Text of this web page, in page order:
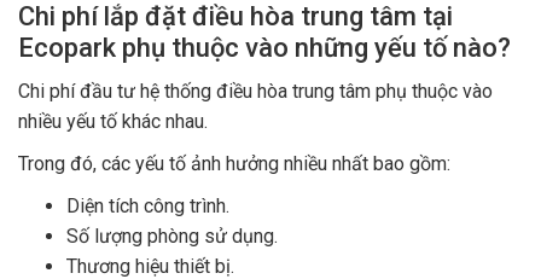
Chi phí lắp đặt điều hòa trung tâm tại
Ecopark phụ thuộc vào những yếu tố nào?
Chi phí đầu tư hệ thống điều hòa trung tâm phụ thuộc vào
nhiều yếu tố khác nhau.
Trong đó, các yếu tố ảnh hưởng nhiều nhất bao gồm:
Diện tích công trình.
Số lượng phòng sử dụng.
Thương hiệu thiết bị.